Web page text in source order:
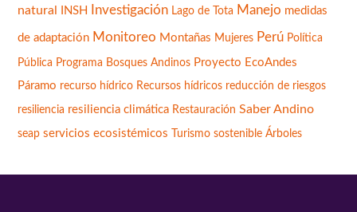
natural INSH Investigación Lago de Tota Manejo medidas
de adaptación Monitoreo Montañas Mujeres Perú Política
Pública Programa Bosques Andinos Proyecto EcoAndes
Páramo recurso hídrico Recursos hídricos reducción de riesgos
resiliencia resiliencia climática Restauración Saber Andino
seap servicios ecosistémicos Turismo sostenible Árboles